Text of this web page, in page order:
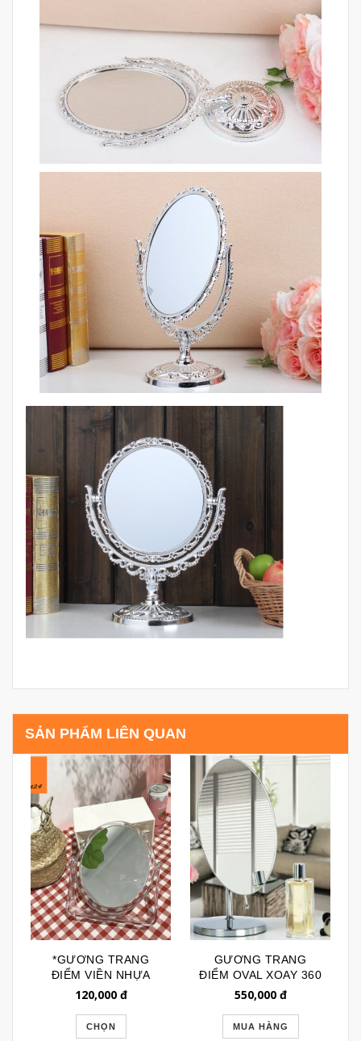
SẢN PHẨM LIÊN QUAN
*GƯƠNG TRANG
ĐIỂM VIỀN NHỰA
TRONG NHẬT BẢN
120,000đ
CHỌN
GƯƠNG TRANG
ĐIỂM OVAL XOAY 360
550,000đ
MUA HÀNG